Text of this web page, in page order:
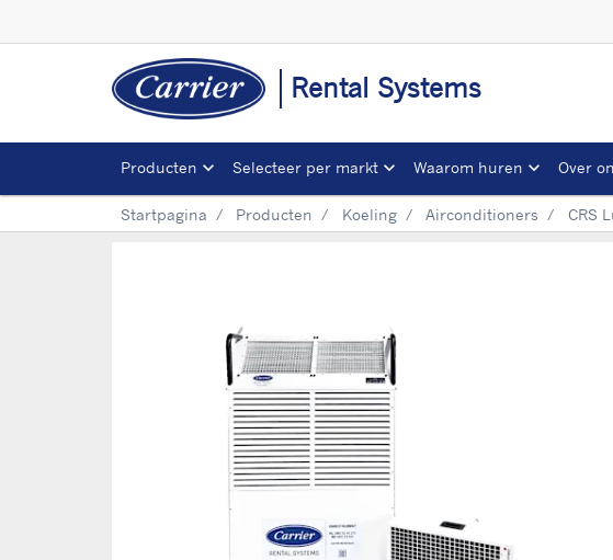
Rental Systems
Producten Selecteer per markt Waarom huren Over
Startpagina Producten Koeling Airconditioners CRS